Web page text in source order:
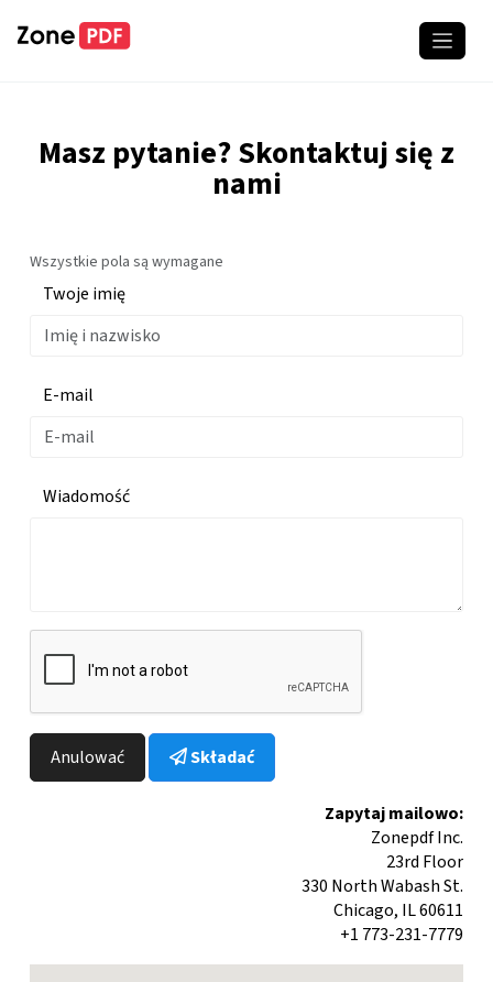
Masz pytanie? Skontaktuj się z
nami
Wszystkie pola są wymagane
Twoje imię
E-mail
Wiadomość
Anulować Składać
Zapytaj mailowo:
Zonepdf Inc.
23rd Floor
330 North Wabash St.
Chicago, IL 60611
+1 773-231-7779